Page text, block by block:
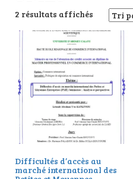
2 résultats affichés
Difficultés d’accès au
marché international des